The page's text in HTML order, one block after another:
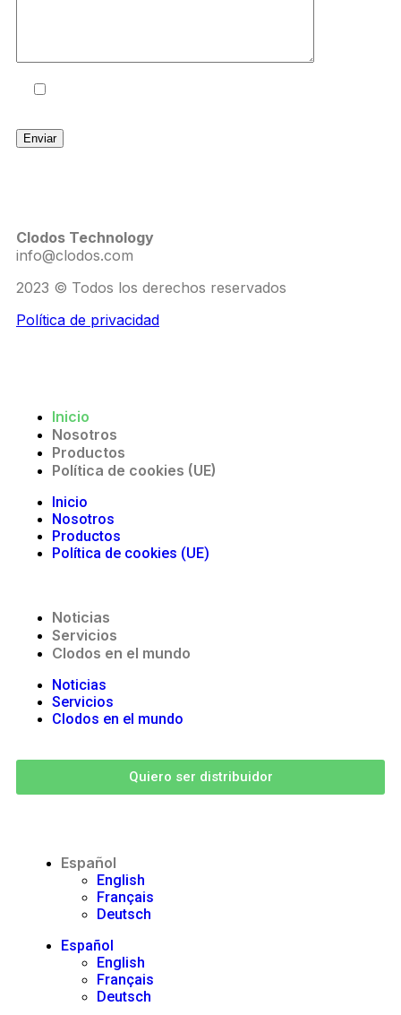
Clodos Technology
info@clodos.com
2023 © Todos los derechos reservados
Política de privacidad
Inicio
Nosotros
Productos
Política de cookies (UE)
Inicio
Nosotros
Productos
Política de cookies (UE)
Noticias
Servicios
Clodos en el mundo
Noticias
Servicios
Clodos en el mundo
Quiero ser distribuidor
Español
English
Français
Deutsch
Español
English
Français
Deutsch